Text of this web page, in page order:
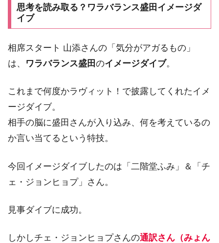
思考を読み取る？ワラバランス盛田イメージダ
イブ
相席スタート 山添さんの「気分がアガるもの」
は、 ワラバランス盛田 のイメージダイブ。
これまで何度かラヴィット！で披露してくれたイメ
ージダイブ。
相手の脳に盛田さんが入り込み、何を考えているの
か言い当てるという特技。
今回イメージダイブしたのは「二階堂ふみ」＆「チ
ェ・ジョンヒョプ」さん。
見事ダイブに成功。
しかしチェ・ジョンヒョプさんの通訳さん（みょん